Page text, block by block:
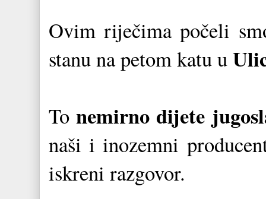
Ovim riječima počeli
stanu na petom katu u
Tonemirno dijete
naši i inozemni
iskreni razgovor.